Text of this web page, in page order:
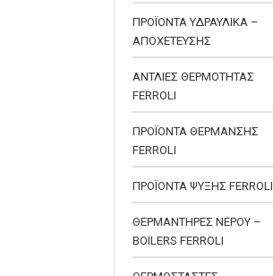
ΠΡΟΪΟΝΤΑ ΥΔΡΑΥΛΙΚΑ –
ΑΠΟΧΕΤΕΥΣΗΣ
ΑΝΤΛΙΕΣ ΘΕΡΜΟΤΗΤΑΣ
FERROLI
ΠΡΟΪΟΝΤΑ ΘΕΡΜΑΝΣΗΣ
FERROLI
ΠΡΟΪΟΝΤΑ ΨΥΞΗΣ FERROLI
ΘΕΡΜΑΝΤΗΡΕΣ ΝΕΡΟΥ –
BOILERS FERROLI